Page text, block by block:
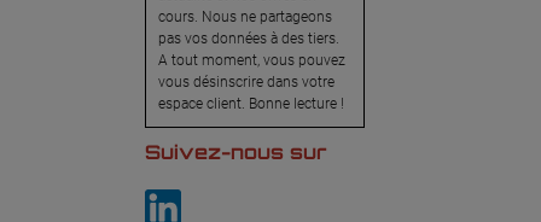
cours. Nous ne partageons
pas vos données à des tiers.
A tout moment, vous pouvez
vous désinscrire dans votre
espace client. Bonne lecture !
Suivez-nous sur